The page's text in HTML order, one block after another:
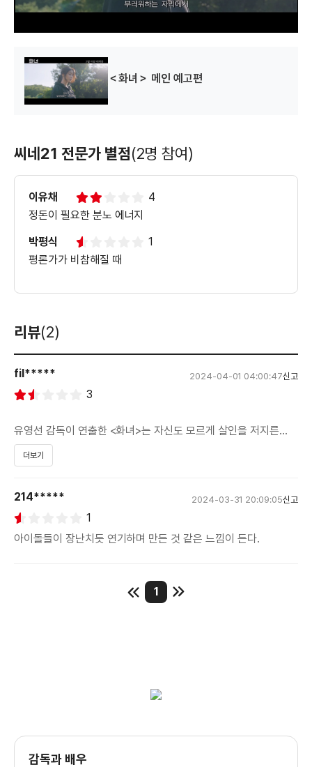
＜화녀＞ 메인 예고편
씨네21 전문가 별점(2명 참여)
이유채
4
정돈이 필요한 분노 에너지
박평식
1
평론가가 비참해질 때
리뷰(2)
fil***** 2024-04-01 04:00:47신고
3
유영선 감독이 연출한 <화녀>는 자신도 모르게 살인을 저지른
여배우에 관한 이야기를 담고 있습니다.
출간으로 복귀를 한 수연(박지연)은 단 한 명의 팬이 싸인회에서
싸인을 받을 정도로 대중에게 외면을 받습니다. 스트레스로 인해
손대지 말아야 할 술에 다시 손을 대고 취한 상태로 집으로 옵니다.
시비가 붙습니다. 싸움은 일단락되지만 다시 집에서 술을 마시게
된 수연은 잠에서 깨고 난 뒤 충격적인 현장을 목격하고 맙니다.
벌어지는 연쇄살인도 좋고요. 하지만 이런 미스터리 스릴러
장면에서 해당 인물이 누구인지를 잘 숨기는 것은 좋았지만 그
이외의 설정들이 모두 아쉽더라고요.
더보기
214***** 2024-03-31 20:09:05신고
1
아이돌들이 장난치듯 연기하며 만든 것 같은 느낌이 든다.
1
감독과 배우